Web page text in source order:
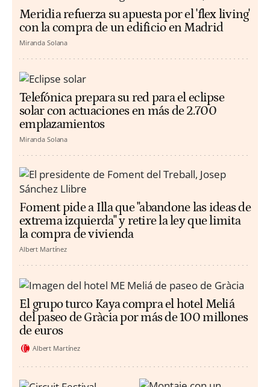
Meridia refuerza su apuesta por el 'flex living'
con la compra de un edificio en Madrid
Miranda Solana
Telefónica prepara su red para el eclipse
solar con actuaciones en más de 2.700
emplazamientos
Miranda Solana
Foment pide a Illa que "abandone las ideas de
extrema izquierda" y retire la ley que limita
la compra de vivienda
Albert Martínez
El grupo turco Kaya compra el hotel Meliá
del paseo de Gràcia por más de 100 millones
de euros
Albert Martínez